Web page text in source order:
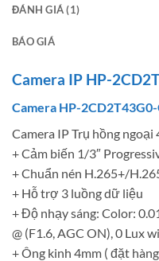
ĐÁNH GIÁ (1)
BÁO GIÁ
Camera IP HP-
Camera HP-
Camera IP Trụ hồng
+ Cảm biến 1/3″
+ Chuẩn nén H.265+/
+ Hỗ trợ 3 luồng dữ liệu
+ Độ nhạy sáng: Color:
@ (F1.6, AGC ON), 0 Lux
+ Ông kinh 4mm ( đặt